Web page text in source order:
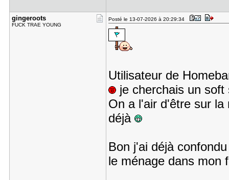
gingeroots
FUCK TRAE YOUNG
Posté le 13-07-2026 à 20:29:34
Utilisateur de
je cherchais un soft
On a l'air d'être sur la
déjà
Bon j'ai déjà
le ménage dans